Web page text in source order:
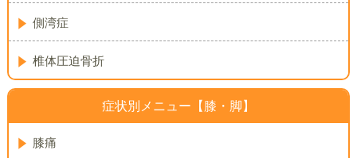
側湾症
椎体圧迫骨折
症状別メニュー【膝・脚】
膝痛